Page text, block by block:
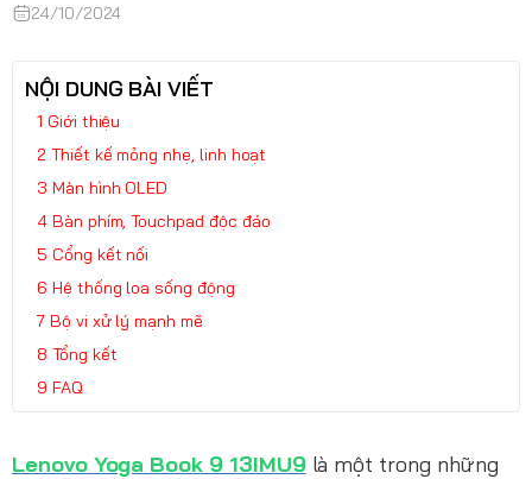
24/10/2024
NỘI DUNG BÀI VIẾT
Giới thiệu
Thiết kế mỏng nhẹ, linh hoạt
Màn hình OLED
Bàn phím, Touchpad độc đáo
Cổng kết nối
Hệ thống loa sống động
Bộ vi xử lý mạnh mẽ
Tổng kết
FAQ
Lenovo Yoga Book 9 13IMU9 là một trong những